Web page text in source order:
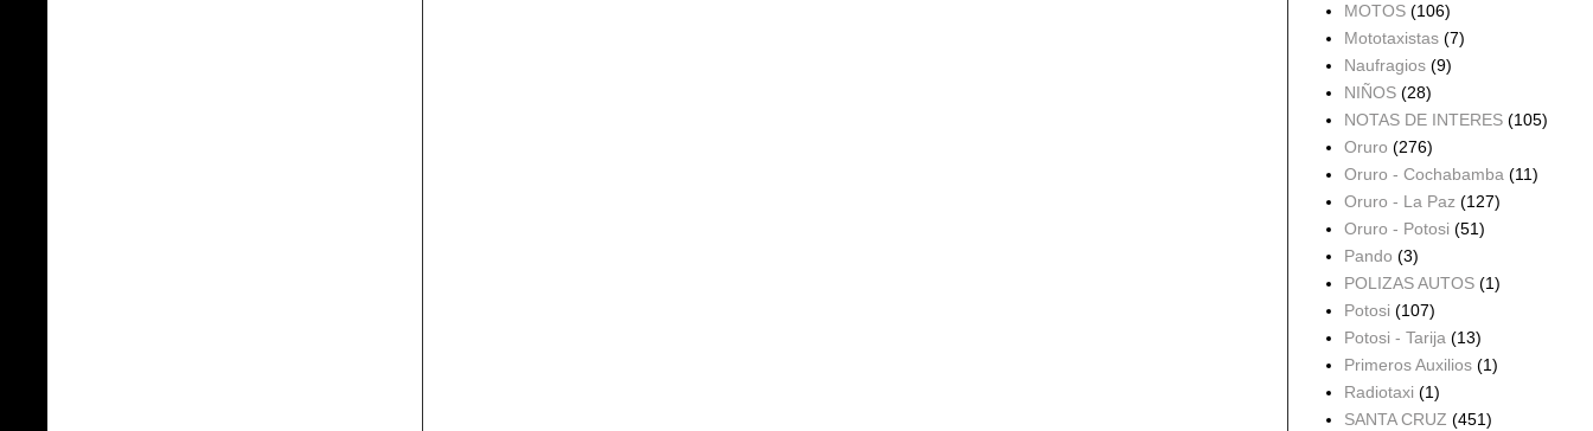
MOTOS (106)
Mototaxistas (7)
Naufragios (9)
NIÑOS (28)
NOTAS DE INTERES (105)
Oruro (276)
Oruro - Cochabamba (11)
Oruro - La Paz (127)
Oruro - Potosi (51)
Pando (3)
POLIZAS AUTOS (1)
Potosi (107)
Potosi - Tarija (13)
Primeros Auxilios (1)
Radiotaxi (1)
SANTA CRUZ (451)